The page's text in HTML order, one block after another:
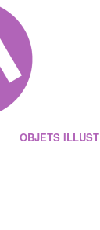
OBJETS